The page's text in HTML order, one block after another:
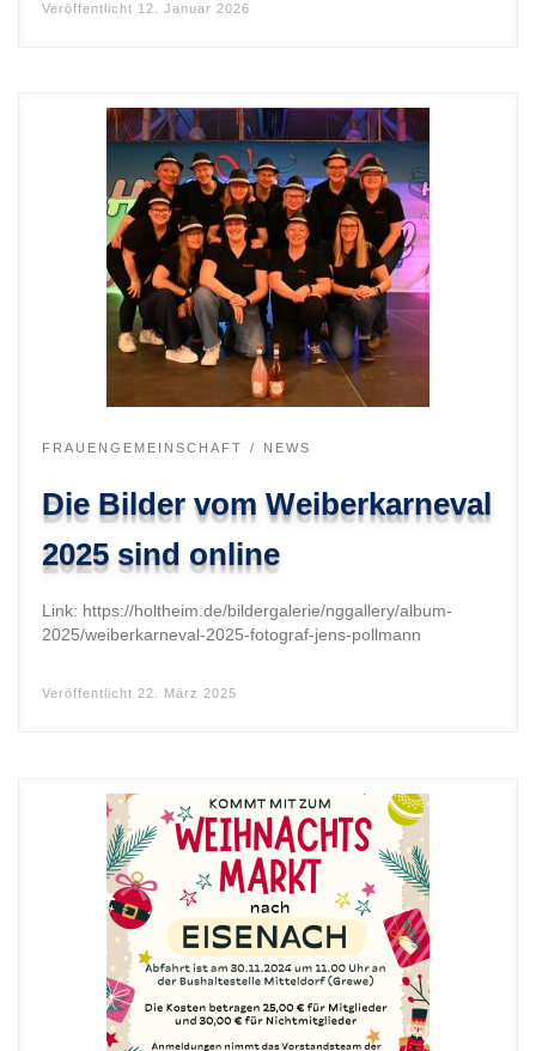
Veröffentlicht 12. Januar 2026
FRAUENGEMEINSCHAFT NEWS
Die Bilder vom Weiberkarneval
2025 sind online
Link: https://holtheim.de/bildergalerie/nggallery/album-
2025/weiberkarneval-2025-fotograf-jens-pollmann
Veröffentlicht 22. März 2025